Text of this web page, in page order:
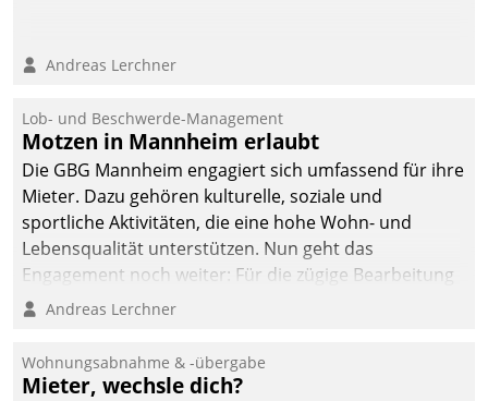
Andreas Lerchner
Lob- und Beschwerde-Management
Motzen in Mannheim erlaubt
Die GBG Mannheim engagiert sich umfassend für ihre
Mieter. Dazu gehören kulturelle, soziale und
sportliche Aktivitäten, die eine hohe Wohn- und
Lebensqualität unterstützen. Nun geht das
Engagement noch weiter: Für die zügige Bearbeitung
von Beschwerden – oder Lob – richtet das
und Beschwerde-Management einen eigenen Kanal
ein.
Andreas Lerchner
Wohnungsabnahme & -übergabe
Mieter, wechsle dich?